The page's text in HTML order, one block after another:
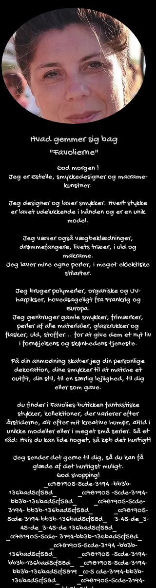
Hvad gemmer sig bag
"Favolierne"
God morgen !
Jeg er Estelle, smykkedesigner og macrame-
kunstner.
Jeg designer og laver smykker. Hvert stykke
er lavet udelukkende i hånden og er en unik
model.
Jeg væver også vægbeklædninger,
drømmefangere, livets træer, i uld og
makrame.
Jeg laver mine egne perler, i meget eklektiske
stilarter.
Jeg bruger polymerler, organiske og UV-
harpikser, hovedsageligt fra Frankrig og
Europa.
Jeg genbruger gamle smykker, frimærker,
perler af alle materialer, glaskrukker og
flasker, uld, stoffer... for at give dem et nyt liv
i fornøjelsens og skønhedens tjeneste.
På din anmodning skaber jeg din personlige
dekoration, dine smykker til at matche et
outfit, din stil, til en særlig lejlighed, til dig
eller som gave.
du finder i Favolies-butikken fantastiske
stykker, kollektioner, der varierer efter
årstiderne, alt efter mit kreative humør, altid i
unikke modeller eller i meget små serier. Så et
råd: Hvis du kan lide noget, så køb det hurtigt!
Jeg sender det gerne til dig, så du kan få
glæde af det hurtigst muligt.
God shopping!
_cc781905-5cde-3194 -bb3b-
136bad5cf58d_ _cc781905 -5cde-3194-
bb3b-136bad5cf58d_ _cc781905-5cde-
3194- bb3b-136bad5cf58d_ _cc781905-
5cde-3194-bb3b-136bad5cf58d_ 3-45-de_3-
45-de_3-45-de 136bad5cf58d_
_cc781905-5cde- 3194-bb3b-136bad5cf58d_
_cc781905-5cde-3194 -bb3b-
136bad5cf58d_ _cc781905 -5cde-3194-
bb3b-136bad5cf58d_ _cc781905-5cde-3194-
bb3b-136bad5cf5819 _cc-5 cde-3194-bb3b-
136bad5cf58d_ _cc781905-5cde-3194-